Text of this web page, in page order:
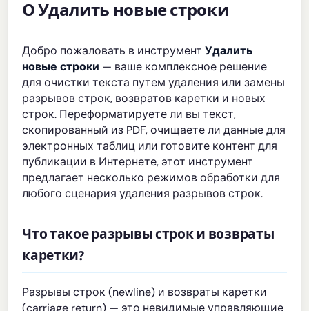
О Удалить новые строки
Добро пожаловать в инструментУдалить
новые строки — ваше комплексное решение
для очистки текста путем удаления или замены
разрывов строк, возвратов каретки и новых
строк. Переформатируете ли вы текст,
скопированный из PDF, очищаете ли данные для
электронных таблиц или готовите контент для
публикации в Интернете, этот инструмент
предлагает несколько режимов обработки для
любого сценария удаления разрывов строк.
Что такое разрывы строк и возвраты
каретки?
Разрывы строк (newline) и возвраты каретки
(carriage return) — это невидимые управляющие